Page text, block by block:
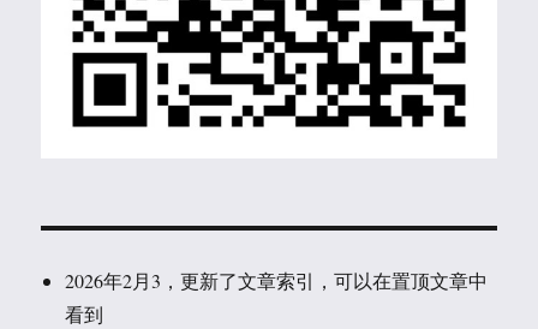
2026年2月3，更新了文章索引，可以在置顶文章中
看到